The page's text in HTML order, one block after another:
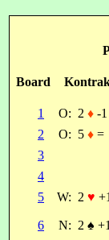
Board
1
O: 2 ♦ -1
2
O: 5 ♦ =
3
4
5
W: 2 ♥ +1
6 N: 2 ♠ +1